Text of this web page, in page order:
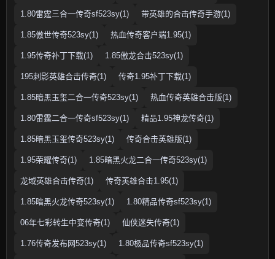
1.80雷霆三合一传奇sf523sy(1) 带英雄的合击传奇手游(1)
1.85傲世传奇523sy(1) 热血传奇客户端1.95(1)
1.95传奇补丁下载(1) 1.85傲龙合击523sy(1)
195刺影英雄合击传奇(1) 传奇1.95补丁下载(1)
1.85暗黑玉玺二合一传奇523sy(1) 热血传奇英雄合击版(1)
1.80雷霆二合一传奇sf523sy(1) 精品1.95神龙传奇(1)
1.85暗黑玉玺传奇523sy(1) 传奇合击英雄版(1)
1.95荣耀传奇(1) 1.85暗黑火龙二合一传奇523sy(1)
龙域英雄合击传奇(1) 传奇英雄合击1.95(1)
1.85暗黑火龙传奇523sy(1) 1.80精品传奇sf523sy(1)
06年七彩转生中变传奇(1) 仙侠迷失传奇(1)
1.76传奇发布网523sy(1) 1.80极品传奇sf523sy(1)